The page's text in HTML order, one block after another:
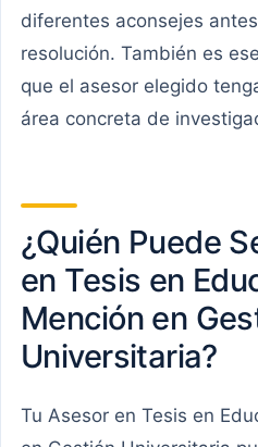
diferentes aconsejes
resolución. También es
que el asesor elegido
área concreta de
¿Quién Puede
en Tesis en
Mención en
Universitaria?
Tu Asesor en Tesis en